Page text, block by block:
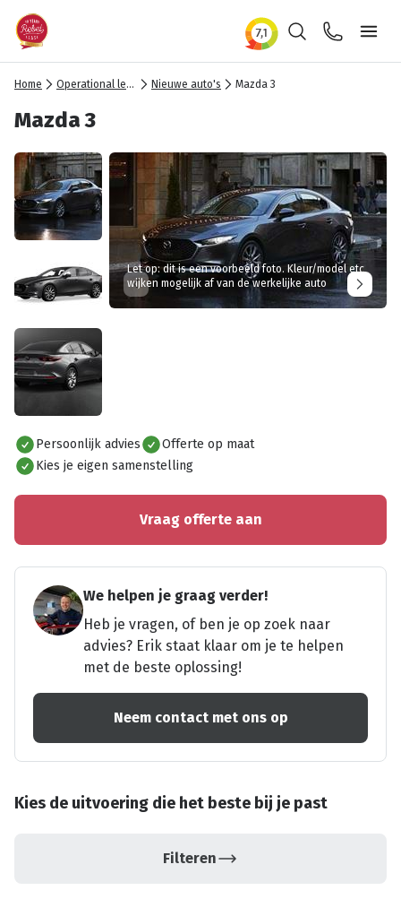
ZoekenContact
Home Operational lease Nieuwe auto's Mazda 3
Mazda 3
Alles bekijken
Let op: dit is een voorbeeld foto. Kleur/model etc
wijken mogelijk af van de werkelijke auto
Persoonlijk advies
Offerte op maat
Kies je eigen samenstelling
Vraag offerte aan
We helpen je graag verder!
Heb je vragen, of ben je op zoek naar
advies? Erik staat klaar om je te helpen
met de beste oplossing!
Neem contact met ons op
Kies de uitvoering die het beste bij je past
Filteren